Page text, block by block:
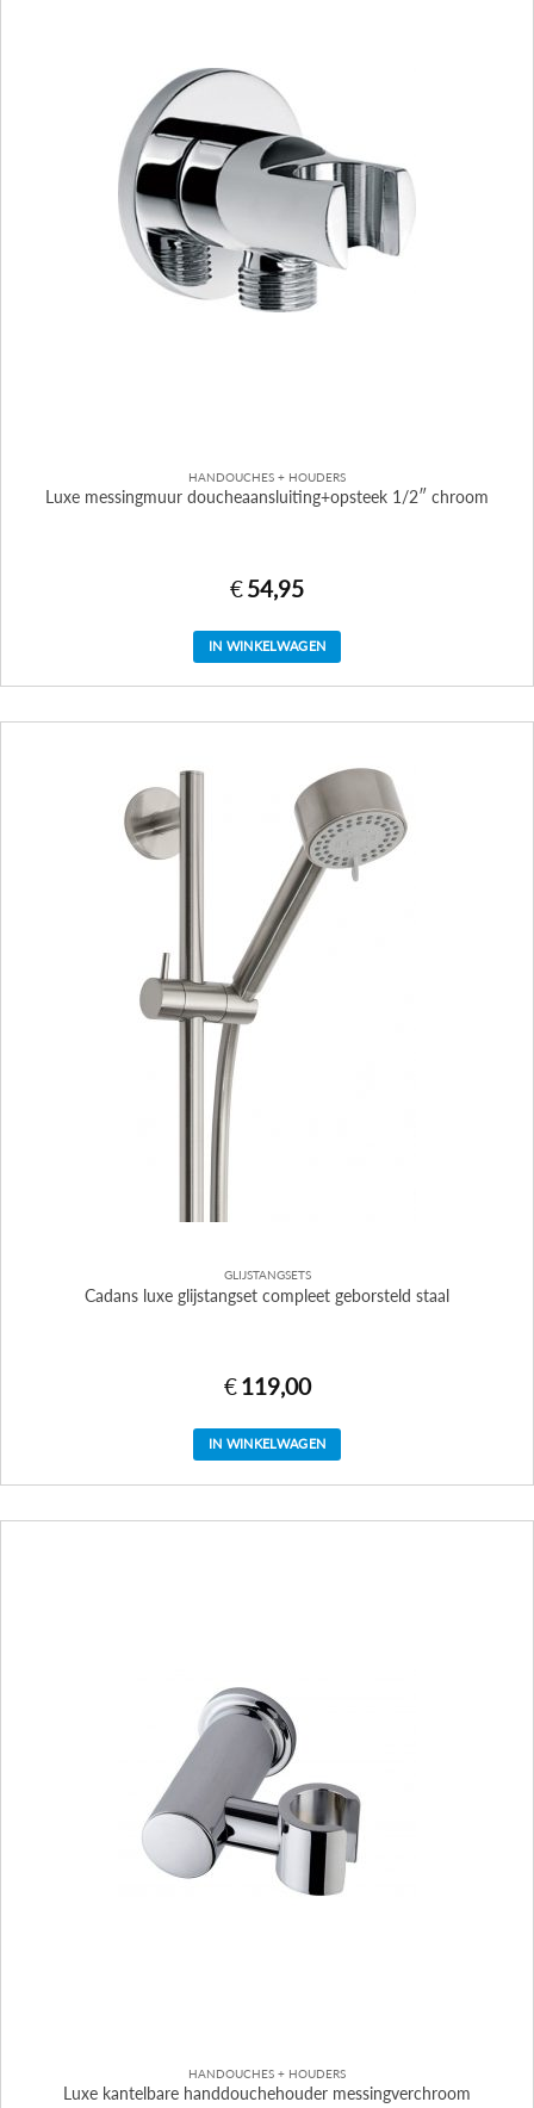
HANDOUCHES + HOUDERS
Luxe messingmuur doucheaansluiting+opsteek 1/2″ chroom
€54,95
IN WINKELWAGEN
GLIJSTANGSETS
Cadans luxe glijstangset compleet geborsteld staal
€ 119,00
IN WINKELWAGEN
HANDOUCHES + HOUDERS
Luxe kantelbare handdouchehouder messingverchroom